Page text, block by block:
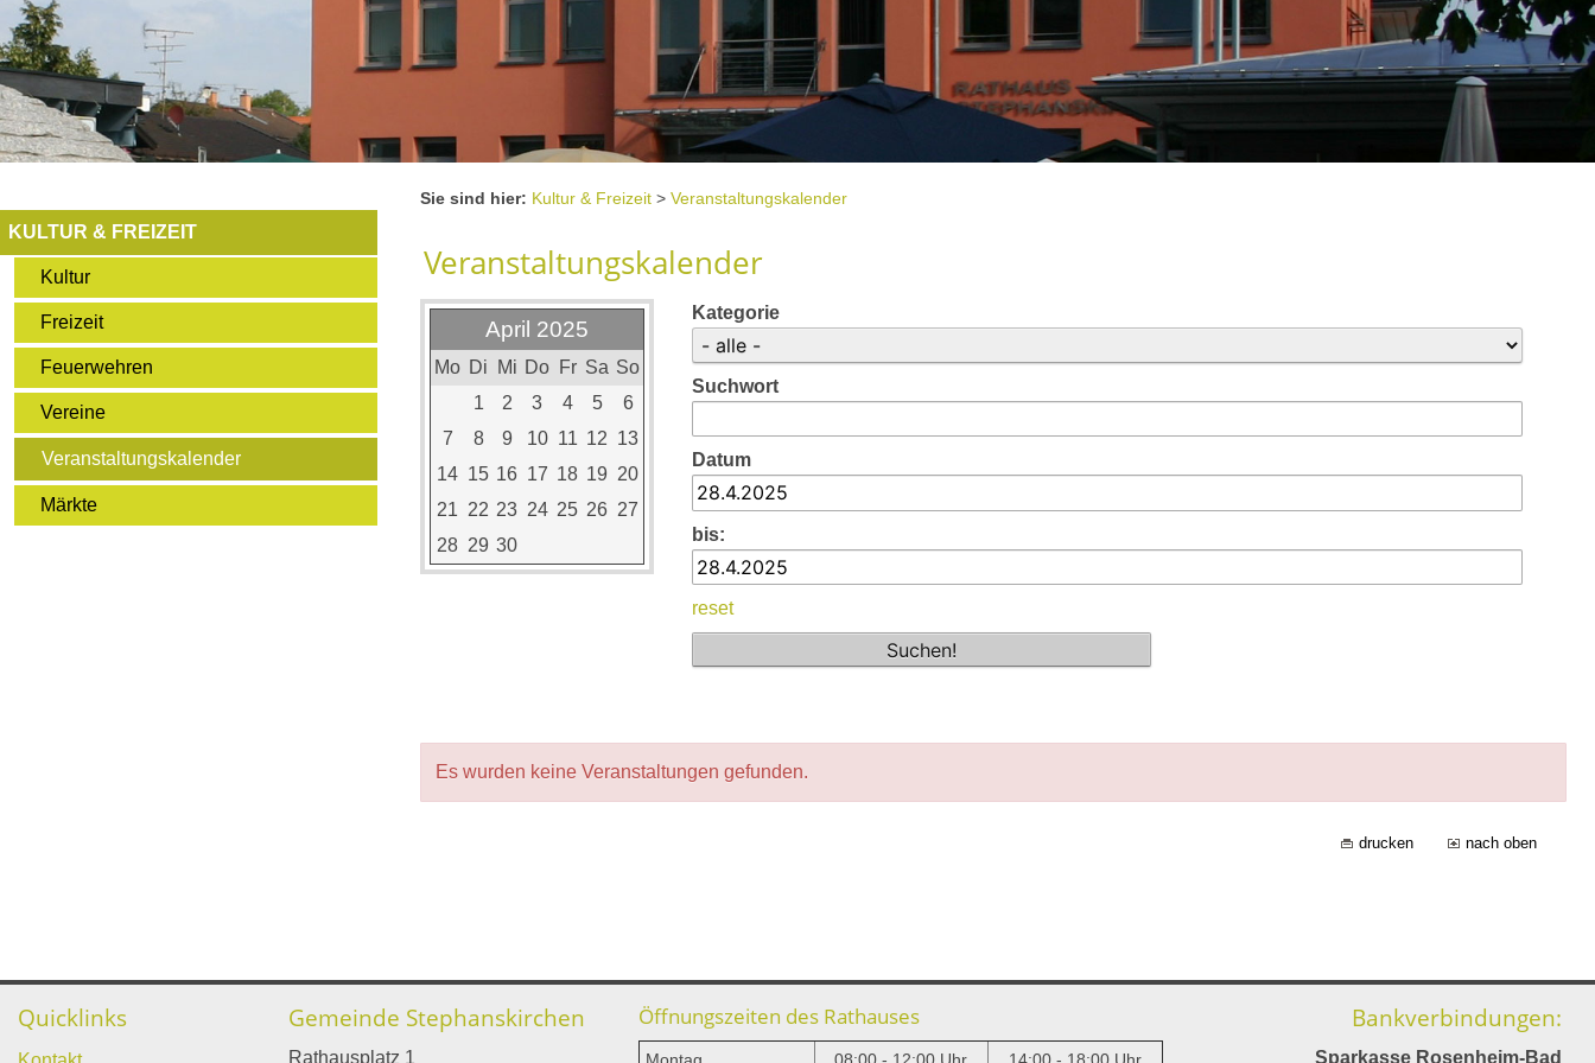
KULTUR & FREIZEIT
Kultur
Freizeit
Feuerwehren
Vereine
Veranstaltungskalender
Märkte
Sie sind hier: Kultur & Freizeit > Veranstaltungskalender
Veranstaltungskalender
April 2025
Mo Di Mi Do Fr Sa So
1
2 3 4 5
6
7
8 9 10 11 12 13
14 15 16 17 18 19 20
21 22 23 24 25 26 27
28 29 30
Kategorie
Suchwort
Datum
bis:
reset
Es wurden keine Veranstaltungen gefunden.
drucken nach oben
Quicklinks Gemeinde Stephanskirchen
Rathausplatz 1
Öffnungszeiten des Rathauses Bankverbindungen:
Sparkasse Rosenheim-Bad